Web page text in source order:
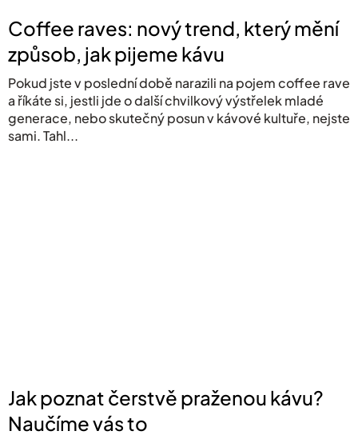
ů
Coffee raves: nový trend, který mění
způsob, jak pijeme kávu
Pokud jste v poslední době narazili na pojem coffee rave
a říkáte si, jestli jde o další chvilkový výstřelek mladé
generace, nebo skutečný posun v kávové kultuře, nejste
sami. Tahl...
Jak poznat čerstvě praženou kávu?
Naučíme vás to